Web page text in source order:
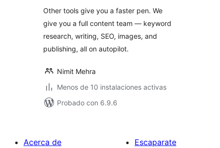
Other tools give you a faster pen. We
give you a full content team — keyword
research, writing, SEO, images, and
publishing, all on autopilot.
Nimit Mehra
Menos de 10 instalaciones activas
Probado con 6.9.6
Acerca de
Escaparate